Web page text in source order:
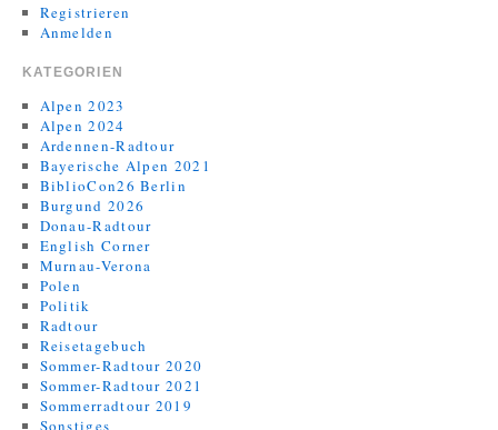
Registrieren
Anmelden
KATEGORIEN
Alpen 2023
Alpen 2024
Ardennen-Radtour
Bayerische Alpen 2021
BiblioCon26 Berlin
Burgund 2026
Donau-Radtour
English Corner
Murnau-Verona
Polen
Politik
Radtour
Reisetagebuch
Sommer-Radtour 2020
Sommer-Radtour 2021
Sommerradtour 2019
Sonstiges